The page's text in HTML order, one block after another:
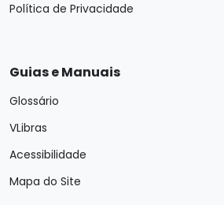
Política de Privacidade
Guias e Manuais
Glossário
VLibras
Acessibilidade
Mapa do Site